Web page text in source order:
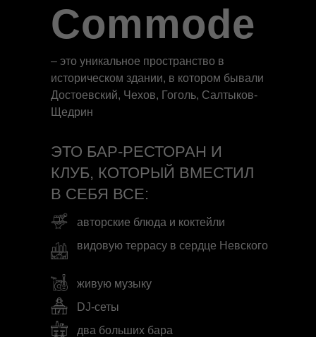
– это уникальное пространство в
историческом здании, в котором бывали
Достоевский, Чехов, Гоголь, Салтыков-
Щедрин
ЭТО БАР-РЕСТОРАН И
КЛУБ, КОТОРЫЙ ВМЕСТИЛ
В СЕБЯ ВСЕ:
авторские блюда и коктейли
Commode
видовую террасу в сердце Невского
живую музыку
DJ-сеты
два больших бара